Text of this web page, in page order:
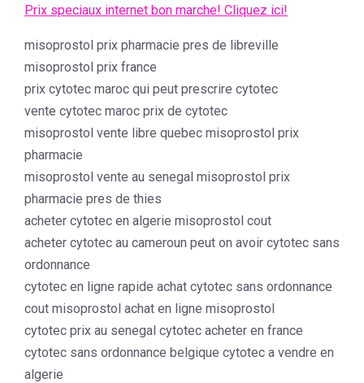
Prix speciaux internet bon marche! Cliquez ici!
misoprostol prix pharmacie pres de libreville
misoprostol prix france
prix cytotec maroc qui peut prescrire cytotec
vente cytotec maroc prix de cytotec
misoprostol vente libre quebec misoprostol prix
pharmacie
misoprostol vente au senegal misoprostol prix
pharmacie pres de thies
acheter cytotec en algerie misoprostol cout
acheter cytotec au cameroun peut on avoir cytotec sans
ordonnance
cytotec en ligne rapide achat cytotec sans ordonnance
cout misoprostol achat en ligne misoprostol
cytotec prix au senegal cytotec acheter en france
cytotec sans ordonnance belgique cytotec a vendre en
algerie